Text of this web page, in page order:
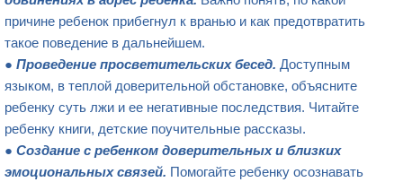
причине ребенок прибегнул к вранью и как предотвратить
такое поведение в дальнейшем.
● Проведение просветительских бесед. Доступным
языком, в теплой доверительной обстановке, объясните
ребенку суть лжи и ее негативные последствия. Читайте
ребенку книги, детские поучительные рассказы.
● Создание с ребенком доверительных и близких
эмоциональных связей. Помогайте ребенку осознавать